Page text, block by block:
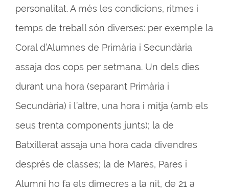
personalitat. A més les condicions, ritmes i
temps de treball són diverses: per exemple la
Coral d’Alumnes de Primària i Secundària
assaja dos cops per setmana. Un dels dies
durant una hora (separant Primària i
Secundària) i l’altre, una hora i mitja (amb els
seus trenta components junts); la de
Batxillerat assaja una hora cada divendres
després de classes; la de Mares, Pares i
Alumni ho fa els dimecres a la nit, de 21 a